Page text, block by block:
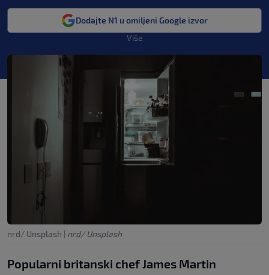
Dodajte N1 u omiljeni Google izvor
Više
nrd/ Unsplash | nrd/ Unsplash
Popularni britanski chef James Martin